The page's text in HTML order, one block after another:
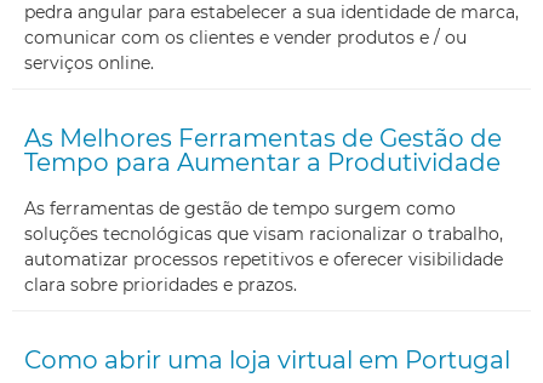
pedra angular para estabelecer a sua identidade de marca,
comunicar com os clientes e vender produtos e / ou
serviços online.
As Melhores Ferramentas de Gestão de
Tempo para Aumentar a Produtividade
As ferramentas de gestão de tempo surgem como
soluções tecnológicas que visam racionalizar o trabalho,
automatizar processos repetitivos e oferecer visibilidade
clara sobre prioridades e prazos.
Como abrir uma loja virtual em Portugal